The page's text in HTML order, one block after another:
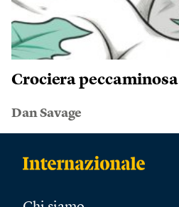
Crociera peccaminosa
Dan Savage